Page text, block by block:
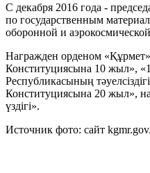
С декабря 2016 года -
по государственным
оборонной и
Награжден орденом
Конституциясына 10 жыл»,
Республикасының
Конституциясына 20 жыл»,
үздігі».
Источник фото: сайт